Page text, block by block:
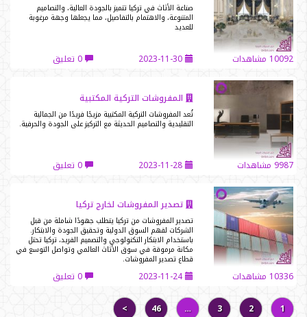
صناعة الأثاث في تركيا تتميز بالجودة العالية، والتصاميم
المتنوعة، والاهتمام بالتفاصيل، مما يجعلها وجهة مرغوبة
للعديد
10092 مشاهدات 2023-11-30 0 تعليق
المفروشات التركية المكتبية
تُعد المفروشات التركية المكتبية مزيجًا فريدًا من الجمالية
التقليدية والتصاميم الحديثة مع التركيز على الجودة والحرفية.
9987 مشاهدات 2023-11-28 0 تعليق
تصدير المفروشات لخارج تركيا
تصدير المفروشات من تركيا يتطلب جهودًا شاملة من قبل
الشركات لفهم السوق الدولية وتحقيق الجودة والابتكار.
باستخدام الابتكار التكنولوجي والتصميم الفريد، تركيا تحتل
مكانة مرموقة في سوق الأثاث العالمي وتواصل التوسع في
قطاع تصدير المفروشات.
10336 مشاهدات 2023-11-24 0 تعليق
1
2
3
…
46
>